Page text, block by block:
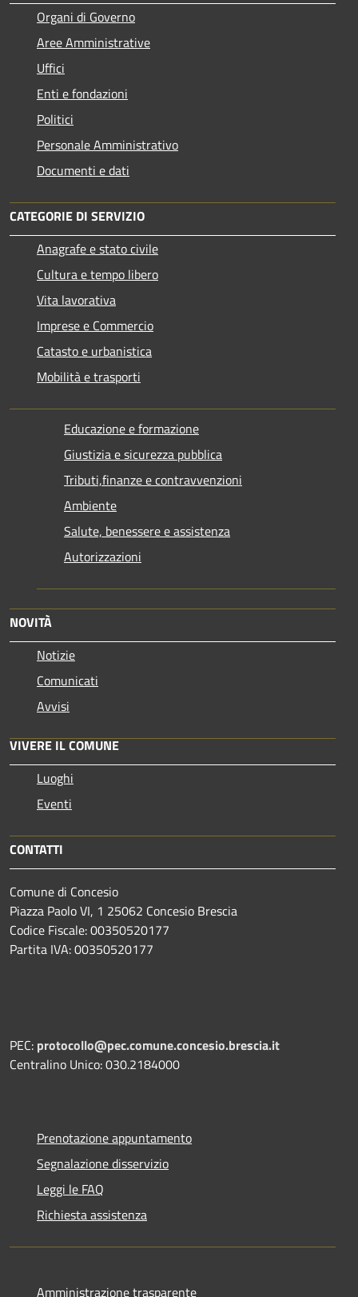
Organi di Governo
Aree Amministrative
Uffici
Enti e fondazioni
Politici
Personale Amministrativo
Documenti e dati
CATEGORIE DI SERVIZIO
Anagrafe e stato civile
Cultura e tempo libero
Vita lavorativa
Imprese e Commercio
Catasto e urbanistica
Mobilità e trasporti
Educazione e formazione
Giustizia e sicurezza pubblica
Tributi,finanze e contravvenzioni
Ambiente
Salute, benessere e assistenza
Autorizzazioni
NOVITÀ
Notizie
Comunicati
Avvisi
VIVERE IL COMUNE
Luoghi
Eventi
CONTATTI
Comune di Concesio
Piazza Paolo VI, 1 25062 Concesio Brescia
Codice Fiscale: 00350520177
Partita IVA: 00350520177
PEC: protocollo@pec.comune.concesio.brescia.it
Centralino Unico: 030.2184000
Prenotazione appuntamento
Segnalazione disservizio
Leggi le FAQ
Richiesta assistenza
Amministrazione trasparente